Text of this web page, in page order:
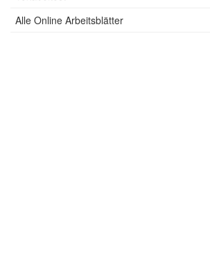
Alle Online Arbeitsblätter